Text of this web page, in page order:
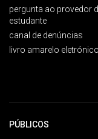
pergunta ao provedor
estudante
canal de denúncias
livro amarelo eletrónico
PÚBLICOS